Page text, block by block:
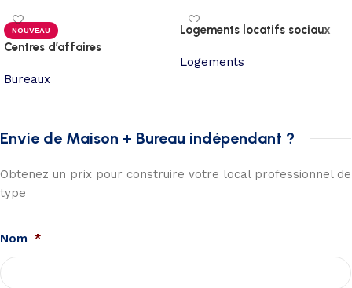
NOUVEAU
Centres d’affaires
Bureaux
Logements locatifs sociaux
Logements
Envie de Maison + Bureau indépendant ?
Obtenez un prix pour construire votre local professionnel de
type
Nom *